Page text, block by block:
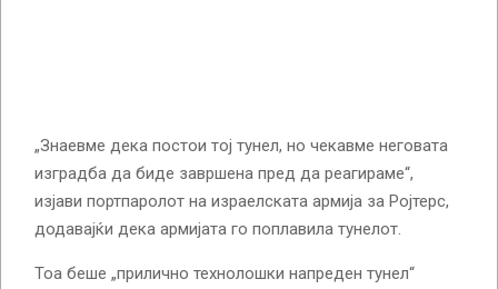
„Знаевме дека постои тој тунел, но чекавме неговата
изградба да биде завршена пред да реагираме“,
изјави портпаролот на израелската армија за Ројтерс,
додавајќи дека армијата го поплавила тунелот.
Тоа беше „прилично технолошки напреден тунел“